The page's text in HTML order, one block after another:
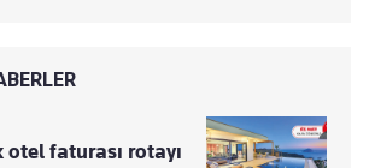
faturası rotayı